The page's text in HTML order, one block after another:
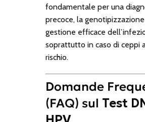
fondamentale per una
precoce, la
gestione efficace
soprattutto in caso di ceppi
rischio.
Domande
(FAQ) sul Test